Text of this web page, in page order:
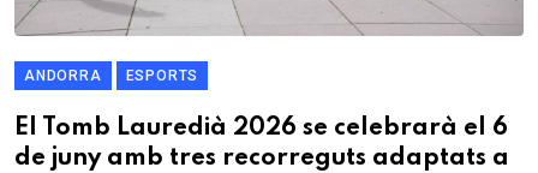
ANDORRA ESPORTS
El Tomb Lauredià 2026 se celebrarà el 6
de juny amb tres recorreguts adaptats a